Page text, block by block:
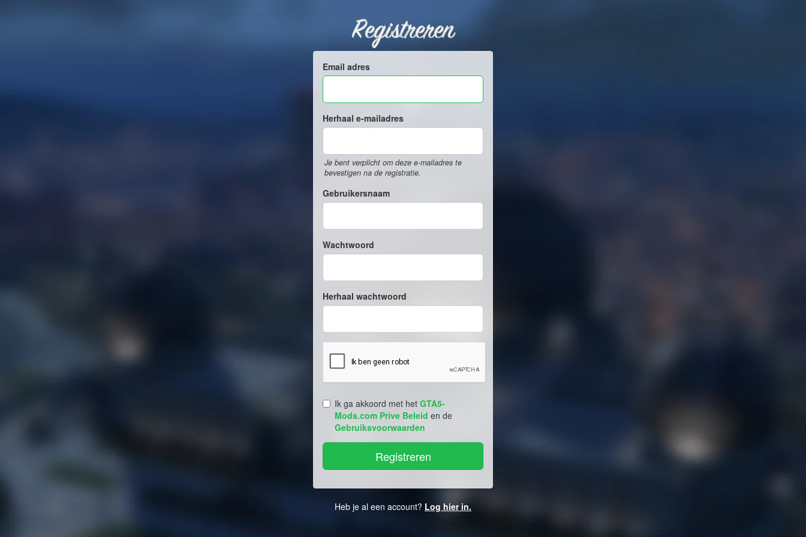
Registreren
Email adres
Herhaal e-mailadres
Je bent verplicht om deze e-mailadres te
bevestigen na de registratie.
Gebruikersnaam
Wachtwoord
Herhaal wachtwoord
Ik ga akkoord met het GTA5-
Mods.com Prive Beleid en de
Gebruiksvoorwaarden
Heb je al een account? Log hier in.